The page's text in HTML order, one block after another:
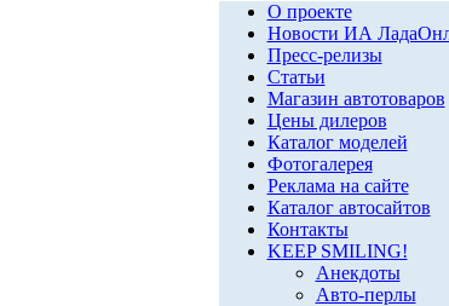
О проекте
Новости ИА
Пресс-релизы
Статьи
Магазин автотоваров
Цены дилеров
Каталог моделей
Фотогалерея
Реклама на сайте
Каталог автосайтов
Контакты
KEEP SMILING!
Анекдоты
Авто-перлы